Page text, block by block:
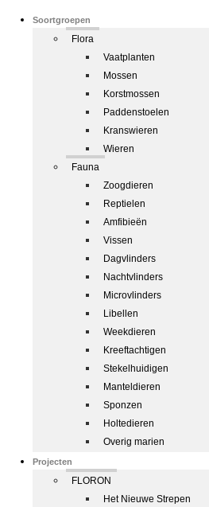
Soortgroepen
Flora
Vaatplanten
Mossen
Korstmossen
Paddenstoelen
Kranswieren
Wieren
Fauna
Zoogdieren
Reptielen
Amfibieën
Vissen
Dagvlinders
Nachtvlinders
Microvlinders
Libellen
Weekdieren
Kreeftachtigen
Stekelhuidigen
Manteldieren
Sponzen
Holtedieren
Overig marien
Projecten
FLORON
Het Nieuwe Strepen